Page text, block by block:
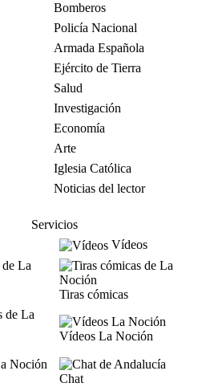
Bomberos
Policía Nacional
Armada Española
Ejército de Tierra
Salud
Investigación
Economía
Arte
Iglesia Católica
Noticias del lector
Servicios
Vídeos
Tiras cómicas
Vídeos La Noción
Chat